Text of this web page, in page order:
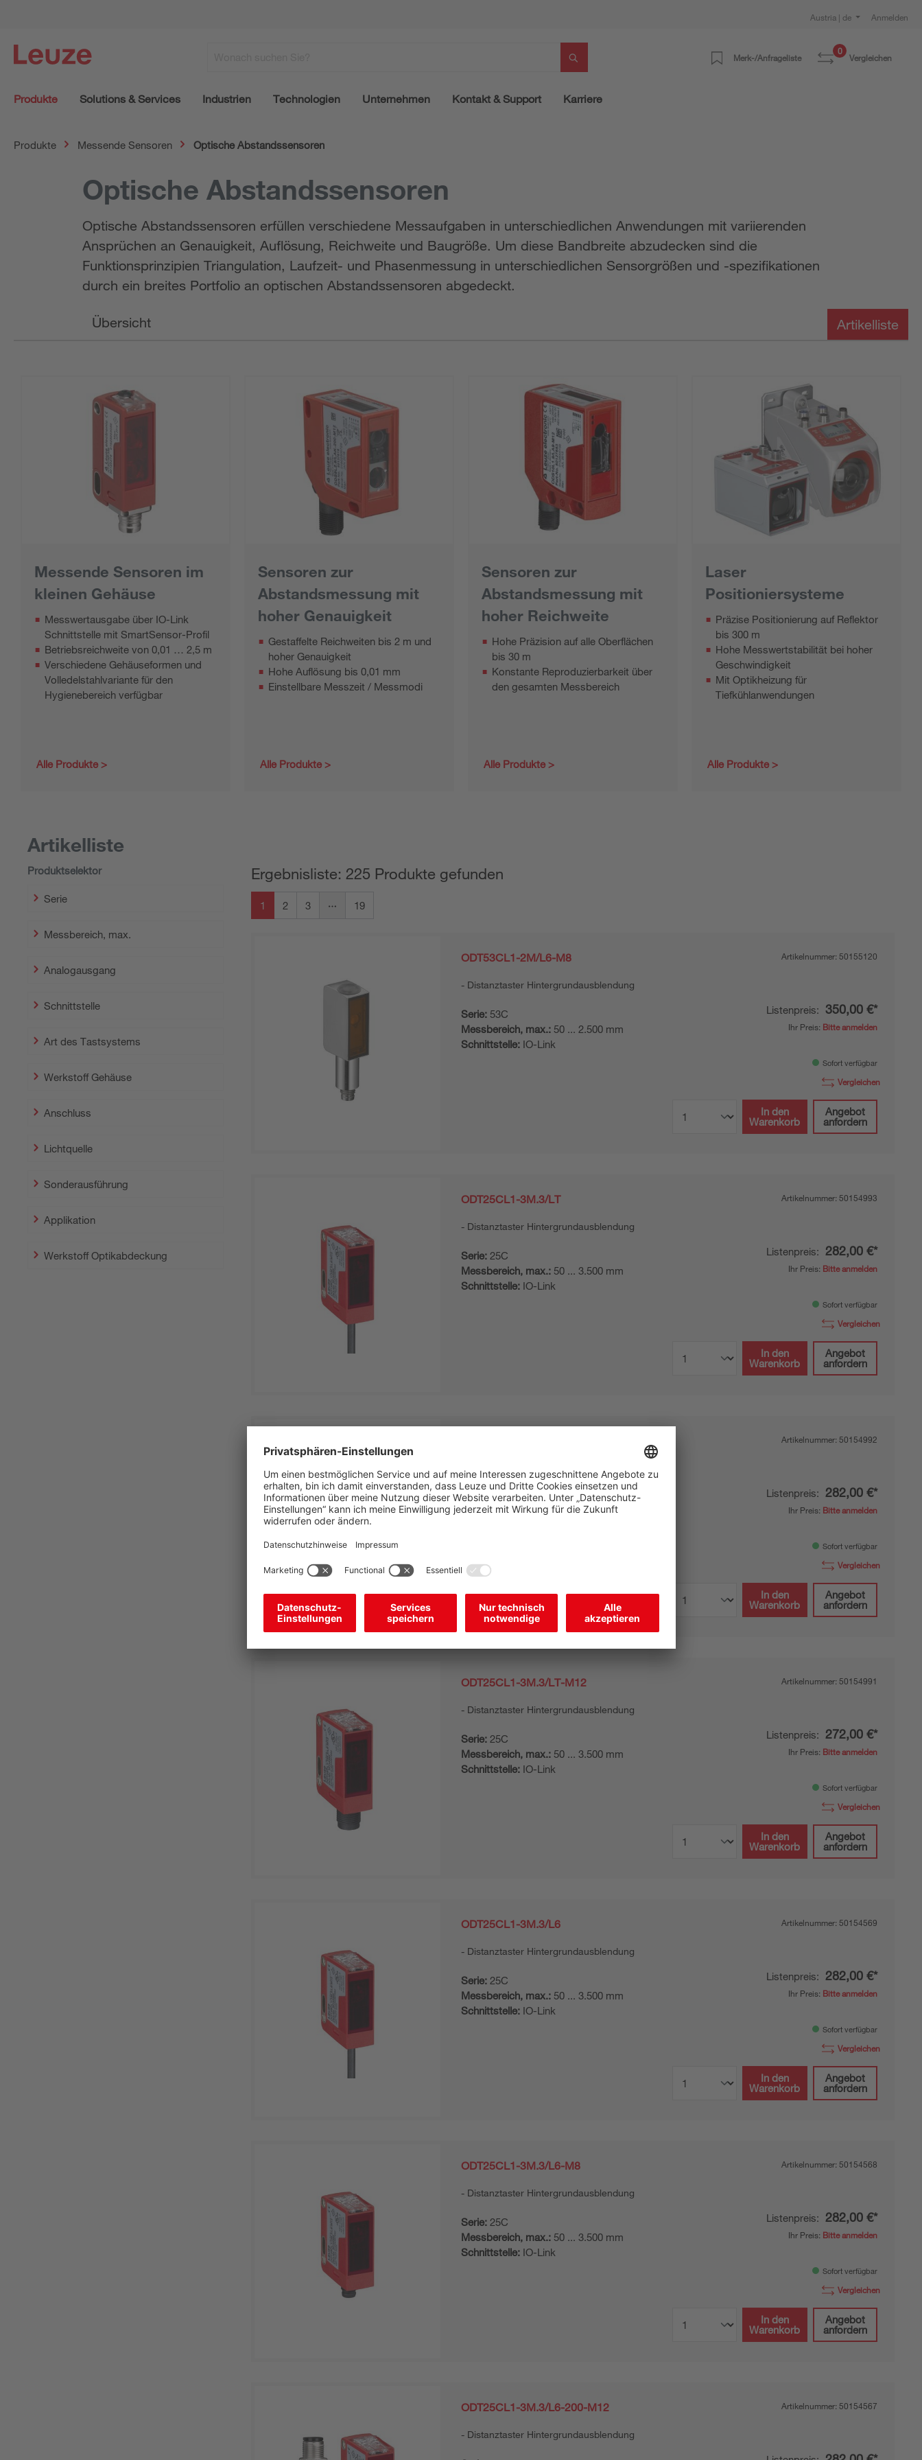
Austria | de Anmelden
Merk-/Anfrageliste
0
Vergleichen
Produkte Solutions & Services Industrien Technologien Unternehmen Kontakt & Support Karriere
Produkte Messende Sensoren Optische Abstandssensoren
Optische Abstandssensoren
Optische Abstandssensoren erfüllen verschiedene Messaufgaben in unterschiedlichen Anwendungen mit variierenden
Ansprüchen an Genauigkeit, Auflösung, Reichweite und Baugröße. Um diese Bandbreite abzudecken sind die
Funktionsprinzipien Triangulation, Laufzeit- und Phasenmessung in unterschiedlichen Sensorgrößen und -spezifikationen
durch ein breites Portfolio an optischen Abstandssensoren abgedeckt.
Übersicht Artikelliste
Messende Sensoren im
kleinen Gehäuse
Messwertausgabe über IO-Link
Schnittstelle mit SmartSensor-Profil
Betriebsreichweite von 0,01 … 2,5 m
Verschiedene Gehäuseformen und
Volledelstahlvariante für den
Hygienebereich verfügbar
Alle Produkte
Sensoren zur
Abstandsmessung mit
hoher Genauigkeit
Gestaffelte Reichweiten bis 2 m und
hoher Genauigkeit
Hohe Auflösung bis 0,01 mm
Einstellbare Messzeit / Messmodi
Alle Produkte
Sensoren zur
Abstandsmessung mit
hoher Reichweite
Hohe Präzision auf alle Oberflächen
bis 30 m
Konstante Reproduzierbarkeit über
den gesamten Messbereich
Alle Produkte
Laser
Positioniersysteme
Präzise Positionierung auf Reflektor
bis 300 m
Hohe Messwertstabilität bei hoher
Geschwindigkeit
Mit Optikheizung für
Tiefkühlanwendungen
Alle Produkte
Artikelliste
Produktselektor
Serie
Messbereich, max.
Analogausgang
Schnittstelle
Art des Tastsystems
Werkstoff Gehäuse
Anschluss
Lichtquelle
Sonderausführung
Applikation
Werkstoff Optikabdeckung
Ergebnisliste: 225 Produkte gefunden
1 2 3 19
ODT53CL1-2M/L6-M8
Distanztaster Hintergrundausblendung
Serie: 53C
Messbereich, max.: 50 ... 2.500 mm
Schnittstelle: IO-Link
Artikelnummer: 50155120
Listenpreis: 350,00 €*
Ihr Preis: Bitte anmelden
Sofort verfügbar
Vergleichen
In den
Warenkorb
Angebot
anfordern
ODT25CL1-3M.3/LT
Distanztaster Hintergrundausblendung
Serie: 25C
Messbereich, max.: 50 ... 3.500 mm
Schnittstelle: IO-Link
Artikelnummer: 50154993
Listenpreis: 282,00 €*
Ihr Preis: Bitte anmelden
Sofort verfügbar
Vergleichen
In den
Warenkorb
Angebot
anfordern
Distanztaster Hintergrundausblendung
Serie:25C
Messbereich, max.: 50 ... 3.500 mm
Artikelnummer: 50154992
Listenpreis: 282,00 €*
Ihr Preis: Bitte anmelden
Sofort verfügbar
Vergleichen
In den
Warenkorb
Angebot
anfordern
ODT25CL1-3M.3/LT-M12
Distanztaster Hintergrundausblendung
Serie: 25C
Messbereich, max.: 50 ... 3.500 mm
Schnittstelle: IO-Link
Artikelnummer: 50154991
Listenpreis: 272,00 €*
Ihr Preis: Bitte anmelden
Sofort verfügbar
Vergleichen
In den
Warenkorb
Angebot
anfordern
ODT25CL1-3M.3/L6
Distanztaster Hintergrundausblendung
Serie: 25C
Messbereich, max.: 50 ... 3.500 mm
Schnittstelle: IO-Link
Artikelnummer: 50154569
Listenpreis: 282,00 €*
Ihr Preis: Bitte anmelden
Sofort verfügbar
Vergleichen
In den
Warenkorb
Angebot
anfordern
ODT25CL1-3M.3/L6-M8
Distanztaster Hintergrundausblendung
Serie: 25C
Messbereich, max.: 50 ... 3.500 mm
Schnittstelle: IO-Link
Artikelnummer: 50154568
Listenpreis: 282,00 €*
Ihr Preis: Bitte anmelden
Sofort verfügbar
Vergleichen
In den
Warenkorb
Angebot
anfordern
ODT25CL1-3M.3/L6-200-M12
Distanztaster Hintergrundausblendung
Artikelnummer: 50154567